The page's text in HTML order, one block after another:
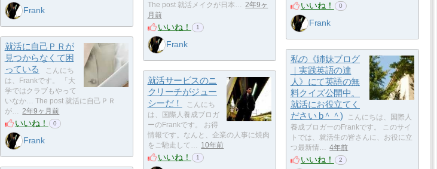
Frank
いいね！ 0
Frank
The post 就活メイクが日本…
2年9ヶ
月前
いいね！ 1
Frank
就活に自己ＰＲが
見つからなくて困
っている
こんにち
は、Frankです。 「大
学ではクラブもやって
いなか… The post 就活に自己ＰＲ
が…
2年9ヶ月前
いいね！ 0
Frank
私の《姉妹ブログ
｜実践英語の達
人》にて英語の無
料クイズ公開中。
就活にお役立てく
ださい b＾＾)
こんにちは、国際人
養成ブロガーのFrankです。 このサイ
トでは、就活生の皆さんに、お役に立
つ最新情…
4年前
いいね！ 2
就活サービスのニ
クリーチがジュー
シーだ！
こんにち
は、国際人養成ブロガ
ーのFrankです。 お得
情報です。なんと、企業の人事に焼肉
をご馳走して…
10年前
いいね！ 1